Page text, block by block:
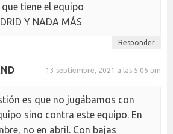
tiene el equipo
Y NADA MÁS
Responder
13 septiembre, 2021 a las 5:06 pm
es que no jugábamos con
sino contra este equipo. En
no en abril. Con bajas